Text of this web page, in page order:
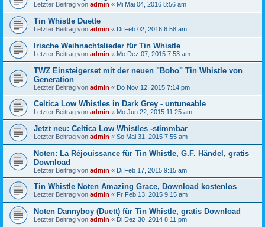
Letzter Beitrag von admin « Mi Mai 04, 2016 8:56 am
Tin Whistle Duette
Letzter Beitrag von admin « Di Feb 02, 2016 6:58 am
Irische Weihnachtslieder für Tin Whistle
Letzter Beitrag von admin « Mo Dez 07, 2015 7:53 am
TWZ Einsteigerset mit der neuen "Boho" Tin Whistle von
Generation
Letzter Beitrag von admin « Do Nov 12, 2015 7:14 pm
Celtica Low Whistles in Dark Grey - untuneable
Letzter Beitrag von admin « Mo Jun 22, 2015 11:25 am
Jetzt neu: Celtica Low Whistles -stimmbar
Letzter Beitrag von admin « So Mai 31, 2015 7:55 am
Noten: La Réjouissance für Tin Whistle, G.F. Händel, gratis
Download
Letzter Beitrag von admin « Di Feb 17, 2015 9:15 am
Tin Whistle Noten Amazing Grace, Download kostenlos
Letzter Beitrag von admin « Fr Feb 13, 2015 9:15 am
Noten Dannyboy (Duett) für Tin Whistle, gratis Download
Letzter Beitrag von admin « Di Dez 30, 2014 8:11 pm